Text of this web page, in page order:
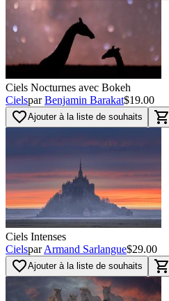
Ciels Nocturnes avec Bokeh
Cielspar Benjamin Barakat$19.00
favorite_borderAjouter à la liste de souhaits shopping_cart
Ciels Intenses
Cielspar Armand Sarlangue$29.00
favorite_borderAjouter à la liste de souhaits shopping_cart